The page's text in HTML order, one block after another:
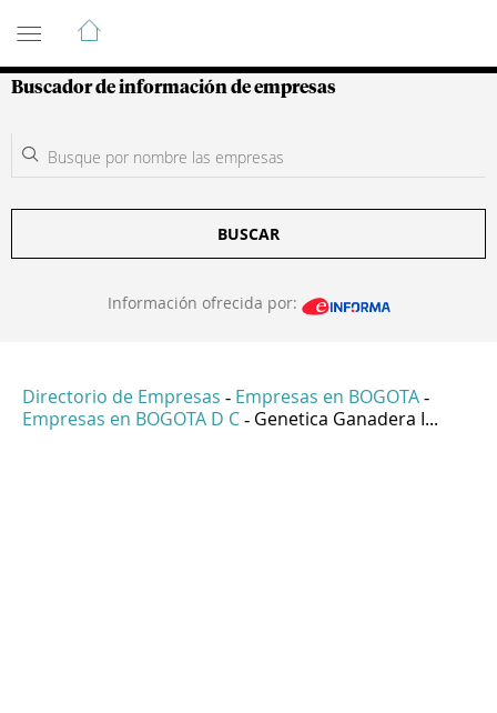
Guía de Empresas Colombianas
Buscador de información de empresas
BUSCAR
Información ofrecida por:
Directorio de Empresas - Empresas en BOGOTA -
Empresas en BOGOTA D C - Genetica Ganadera I...